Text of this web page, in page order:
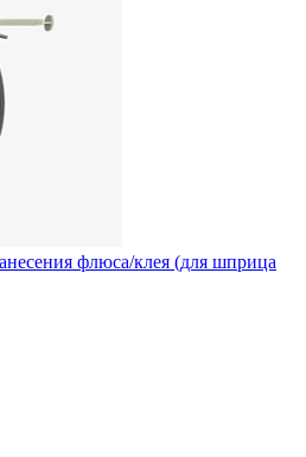
флюса/клея (для шприца